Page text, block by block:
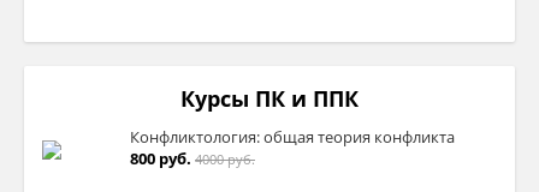
Курсы ПК и ППК
Конфликтология: общая теория конфликта
800 руб. 4000 руб.